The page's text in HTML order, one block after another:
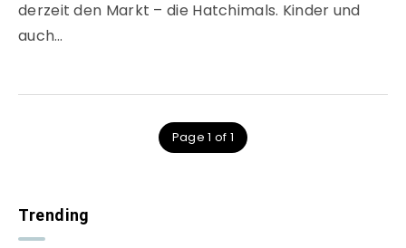
derzeit den Markt – die Hatchimals. Kinder und
auch…
Page 1 of 1
Trending